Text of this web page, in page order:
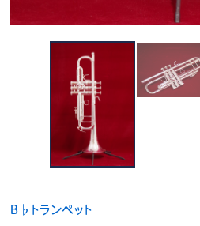
B♭トランペット